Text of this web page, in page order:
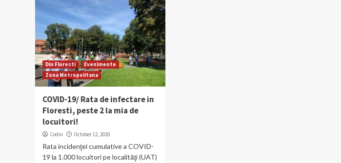
Din Floresti
Evenimente
Zona Metropolitana
COVID-19/ Rata de infectare in
Floresti, peste 2 la mia de
locuitori!
Codin October 12, 2020
Rata incidenţei cumulative a COVID-
19 la 1.000 locuitori pe localităţi (UAT)